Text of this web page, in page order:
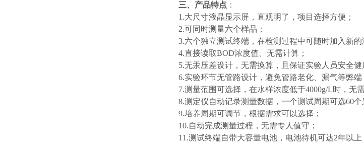
三、产品特点 ：
1.大尺寸液晶显示屏，直观明了，项目选择方便；
2.可同时测量六个样品；
3.六个独立测试终端，在检测过程中可随时加入新的
4.直接读取BOD浓度值、无需计算；
5.无汞压差设计，无需换算，且保证实验人员安全健
6.实验环节无管路设计，避免管路老化、漏气等弊端
7.测量范围可选择，在水样浓度低于4000g/L时，无
8.测定仪自动记录测量数据，一个测试周期可选60
9.培养周期可调节，根据需求可以选择；
10.自动完成测量过程，无需专人值守；
11.测试终端自带大容量电池，电池待机可达2年以